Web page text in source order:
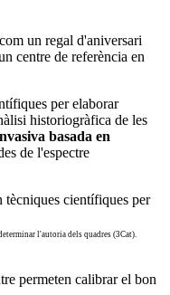
un regal d'aniversari
centre de referència en
per elaborar
historiogràfica de les
basada en
de l'espectre
l'autoria dels quadres (3Cat).
permeten calibrar el bon